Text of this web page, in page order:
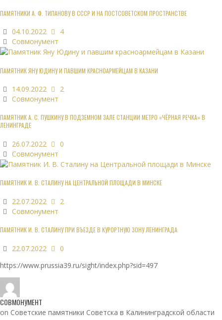
ПАМЯТНИКИ А. Ф. ТИПАНОВУ В СССР И НА ПОСТСОВЕТСКОМ ПРОСТРАНСТВЕ
04.10.2022
4
Совмонумент
ПАМЯТНИК ЯНУ ЮДИНУ И ПАВШИМ КРАСНОАРМЕЙЦАМ В КАЗАНИ
14.09.2022
2
Совмонумент
ПАМЯТНИК А. С. ПУШКИНУ В ПОДЗЕМНОМ ЗАЛЕ СТАНЦИИ МЕТРО «ЧЁРНАЯ РЕЧКА» В
ЛЕНИНГРАДЕ
26.07.2022
0
Совмонумент
ПАМЯТНИК И. В. СТАЛИНУ НА ЦЕНТРАЛЬНОЙ ПЛОЩАДИ В МИНСКЕ
22.07.2022
2
Совмонумент
ПАМЯТНИК И. В. СТАЛИНУ ПРИ ВЪЕЗДЕ В КУРОРТНУЮ ЗОНУ ЛЕНИНГРАДА
22.07.2022
0
https://www.prussia39.ru/sight/index.php?sid=497
СОВМОНУМЕНТ
on Советские памятники Советска в Калининградской области